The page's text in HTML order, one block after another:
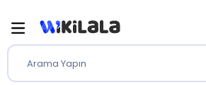
Arama Yapın